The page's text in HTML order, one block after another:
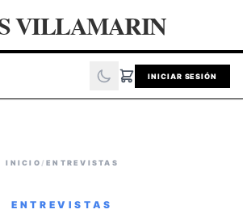
VILLAMARIN
INICIAR SESIÓN
INICIO / ENTREVISTAS
ENTREVISTAS